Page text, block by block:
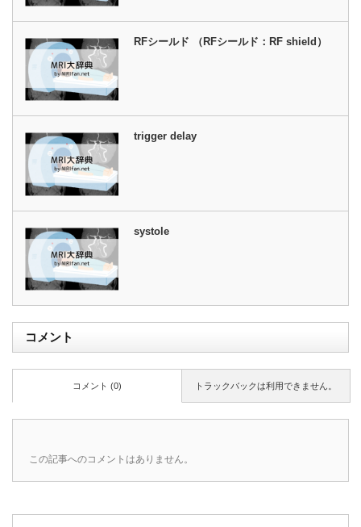
RFシールド （RFシールド：RF shield）
trigger delay
systole
コメント
トラックバックは利用できません。
コメント (0)
この記事へのコメントはありません。